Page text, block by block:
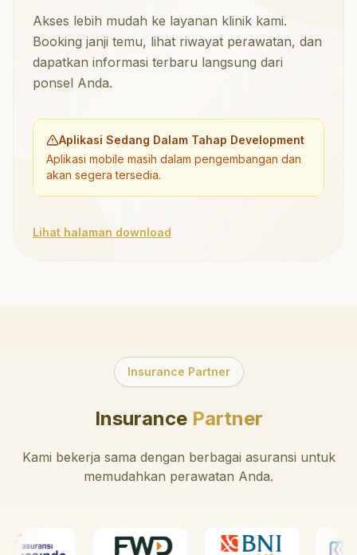
Akses lebih mudah ke layanan klinik kami.
Booking janji temu, lihat riwayat perawatan, dan
dapatkan informasi terbaru langsung dari
ponsel Anda.
Aplikasi Sedang Dalam Tahap Development
Aplikasi mobile masih dalam pengembangan dan
akan segera tersedia.
Lihat halaman download
Insurance Partner
InsurancePartner
Kami bekerja sama dengan berbagai asuransi untuk
memudahkan perawatan Anda.